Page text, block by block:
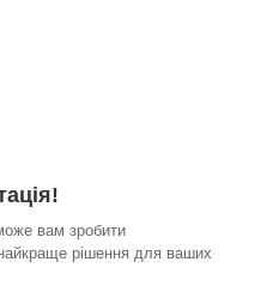
вам зробити
рішення для ваших